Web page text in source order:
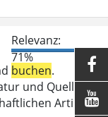
Relevanz:
71%
buchen.
und Quellen
Artikeln.

